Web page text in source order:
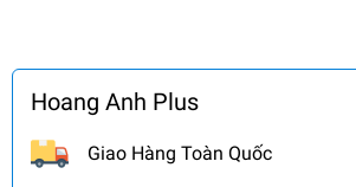
Hoang Anh Plus
Giao Hàng Toàn Quốc